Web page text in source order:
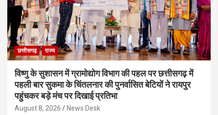
छत्तीसगढ़ राज्य
विष्णु के सुशासन में ग्रामोद्योग विभाग की पहल पर छत्तीसगढ़ में
पहली बार सुकमा के चिंतलनार की पुनर्वासित बेटियों ने रायपुर
पहुंचकर बड़े मंच पर दिखाई प्रतिभा
August 8, 2026 News Desk